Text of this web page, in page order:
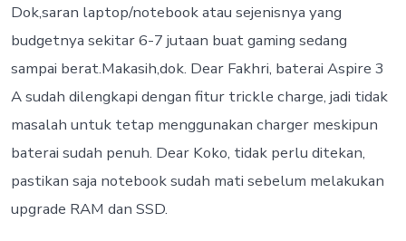
Dok,saran laptop/notebook atau sejenisnya yang
budgetnya sekitar 6-7 jutaan buat gaming sedang
sampai berat.Makasih,dok. Dear Fakhri, baterai Aspire 3
A sudah dilengkapi dengan fitur trickle charge, jadi tidak
masalah untuk tetap menggunakan charger meskipun
baterai sudah penuh. Dear Koko, tidak perlu ditekan,
pastikan saja notebook sudah mati sebelum melakukan
upgrade RAM dan SSD.